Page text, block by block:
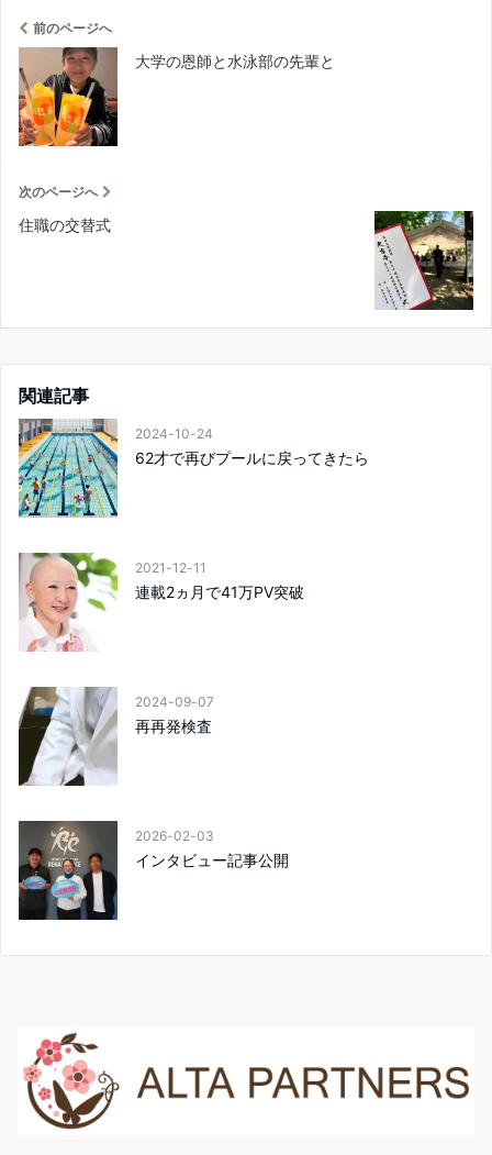
前のページへ
大学の恩師と水泳部の先輩と
次のページへ
住職の交替式
関連記事
2024-10-24
62才で再びプールに戻ってきたら
2021-12-11
連載2ヵ月で41万PV突破
2024-09-07
再再発検査
2026-02-03
インタビュー記事公開